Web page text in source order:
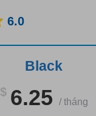
6.0
Black
$ 6.25 / tháng